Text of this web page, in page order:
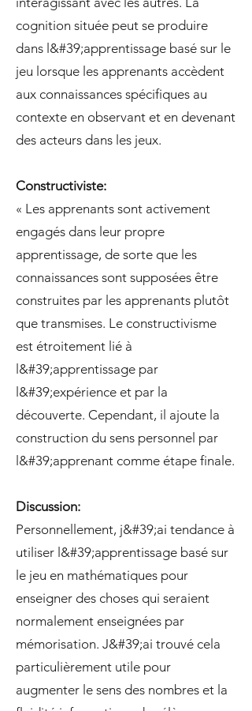
cognition située peut se produire
dans l&#39;apprentissage basé sur le
jeu lorsque les apprenants accèdent
aux connaissances spécifiques au
contexte en observant et en devenant
des acteurs dans les jeux.
Constructiviste:
« Les apprenants sont activement
engagés dans leur propre
apprentissage, de sorte que les
connaissances sont supposées être
construites par les apprenants plutôt
que transmises. Le constructivisme
est étroitement lié à
l&#39;apprentissage par
l&#39;expérience et par la
découverte. Cependant, il ajoute la
construction du sens personnel par
l&#39;apprenant comme étape finale.
Discussion:
Personnellement, j&#39;ai tendance à
utiliser l&#39;apprentissage basé sur
le jeu en mathématiques pour
enseigner des choses qui seraient
normalement enseignées par
mémorisation. J&#39;ai trouvé cela
particulièrement utile pour
augmenter le sens des nombres et la